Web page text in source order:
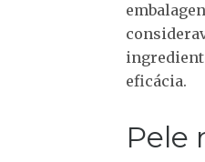
eficácia.
Pele